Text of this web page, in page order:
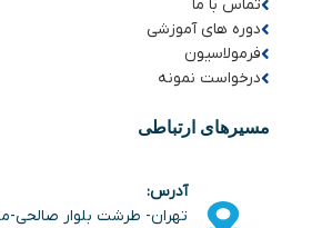
تماس با ما
دوره های آموزشی
فرمولاسیون
درخواست نمونه
مسیرهای ارتباطی
آدرس:
تهران- طرشت بلوار صالحی-